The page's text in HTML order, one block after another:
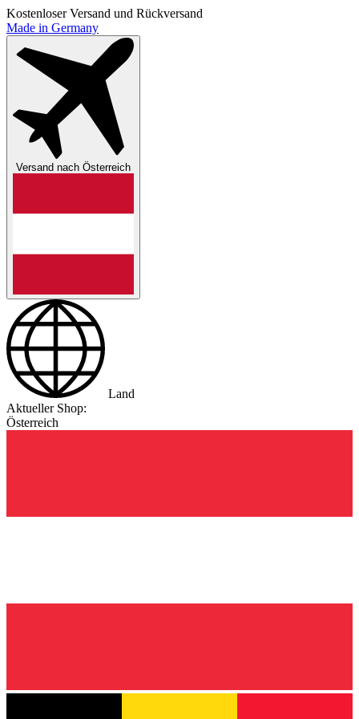
Kostenloser Versand und Rückversand
Made in Germany
Versand nach Österreich
Land
Aktueller Shop:
Österreich